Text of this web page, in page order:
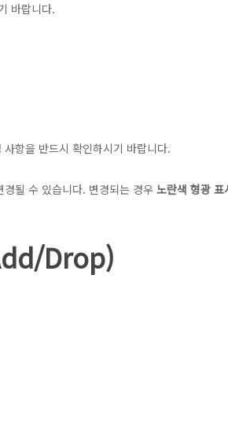
바랍니다.
항을 반드시 확인하시기 바랍니다.
될 수 있습니다. 변경되는 경우 노란색 형광 표
Drop)